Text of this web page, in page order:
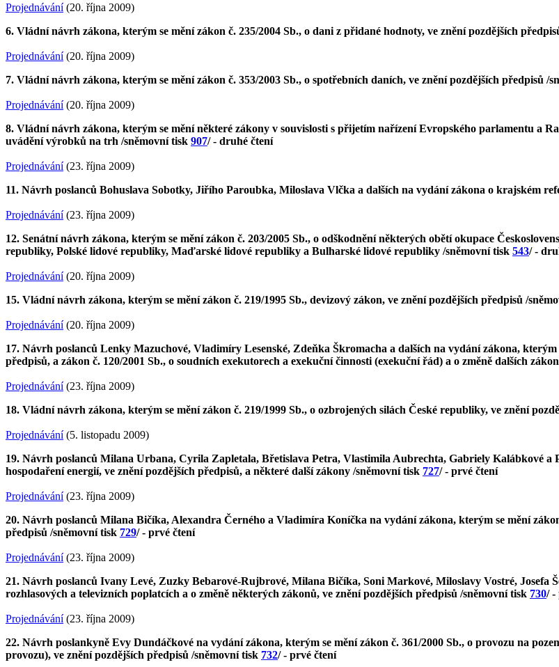
Projednávání(20. října 2009)
6. Vládní návrh zákona, kterým se mění zákon č. 235/2004 Sb., o dani z přidané hodnoty, ve znění pozdějších
Projednávání(20. října 2009)
7. Vládní návrh zákona, kterým se mění zákon č. 353/2003 Sb., o spotřebních daních, ve znění pozdějších předpisů /
Projednávání(20. října 2009)
8. Vládní návrh zákona, kterým se mění některé zákony v souvislosti s přijetím nařízení Evropského parlamentu a
uvádění výrobků na trh /sněmovní tisk 907/ - druhé čtení
Projednávání(23. října 2009)
11. Návrh poslanců Bohuslava Sobotky, Jiřího Paroubka, Miloslava Vlčka a dalších na vydání zákona o krajském
Projednávání(23. října 2009)
12. Senátní návrh zákona, kterým se mění zákon č. 203/2005 Sb., o odškodnění některých obětí okupace
republiky, Polské lidové republiky, Maďarské lidové republiky a Bulharské lidové republiky /sněmovní tisk 543/ -
Projednávání(20. října 2009)
15. Vládní návrh zákona, kterým se mění zákon č. 219/1995 Sb., devizový zákon, ve znění pozdějších předpisů /
Projednávání(20. října 2009)
17. Návrh poslanců Lenky Mazuchové, Vladimíry Lesenské, Zdeňka Škromacha a dalších na vydání zákona,
předpisů, a zákon č. 120/2001 Sb., o soudních exekutorech a exekuční činnosti (exekuční řád) a o změně dalších
Projednávání(23. října 2009)
18. Vládní návrh zákona, kterým se mění zákon č. 219/1999 Sb., o ozbrojených silách České republiky, ve znění
Projednávání(5. listopadu 2009)
19. Návrh poslanců Milana Urbana, Cyrila Zapletala, Břetislava Petra, Vlastimila Aubrechta, Gabriely Kalábkové a
hospodaření energií, ve znění pozdějších předpisů, a některé další zákony /sněmovní tisk 727/ - prvé čtení
Projednávání(23. října 2009)
20. Návrh poslanců Milana Bičíka, Alexandra Černého a Vladimíra Koníčka na vydání zákona, kterým se mění
předpisů /sněmovní tisk 729/ - prvé čtení
Projednávání(23. října 2009)
21. Návrh poslanců Ivany Levé, Zuzky Bebarové-Rujbrové, Milana Bičíka, Soni Markové, Miloslavy Vostré, Josefa
rozhlasových a televizních poplatcích a o změně některých zákonů, ve znění pozdějších předpisů /sněmovní tisk 730/ -
Projednávání(23. října 2009)
22. Návrh poslankyně Evy Dundáčkové na vydání zákona, kterým se mění zákon č. 361/2000 Sb., o provozu na
provozu), ve znění pozdějších předpisů /sněmovní tisk 732/ - prvé čtení